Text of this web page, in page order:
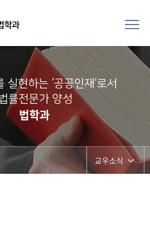
학과
실현하는 ‘공공인재’로서
률전문가 양성​
법학과
교우소식